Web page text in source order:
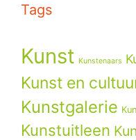
Tags
Kunst Kunstenaars
Kunst en
Kunstgalerie
Kunstuitleen